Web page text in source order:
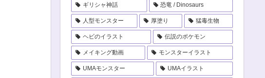
ギリシャ神話 恐竜 / Dinosaurs
人型モンスター 厚塗り 猛毒生物
ヘビのイラスト 伝説のポケモン
メイキング動画 モンスターイラスト
UMAモンスター UMAイラスト